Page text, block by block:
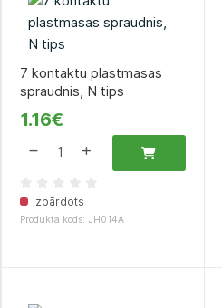
7 kontaktu plastmasas
spraudnis, N tips
1.16€
Izpārdots
Produkta kods: JH014A